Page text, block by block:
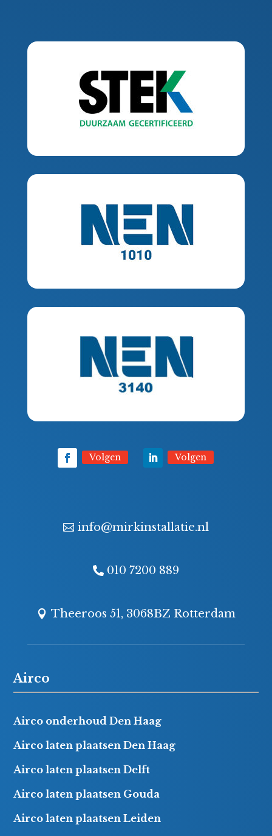
Volgen Volgen
info@mirkinstallatie.nl
010 7200 889
Theeroos 51, 3068BZ Rotterdam
Airco
Airco onderhoud Den Haag
Airco laten plaatsen Den Haag
Airco laten plaatsen Delft
Airco laten plaatsen Gouda
Airco laten plaatsen Leiden